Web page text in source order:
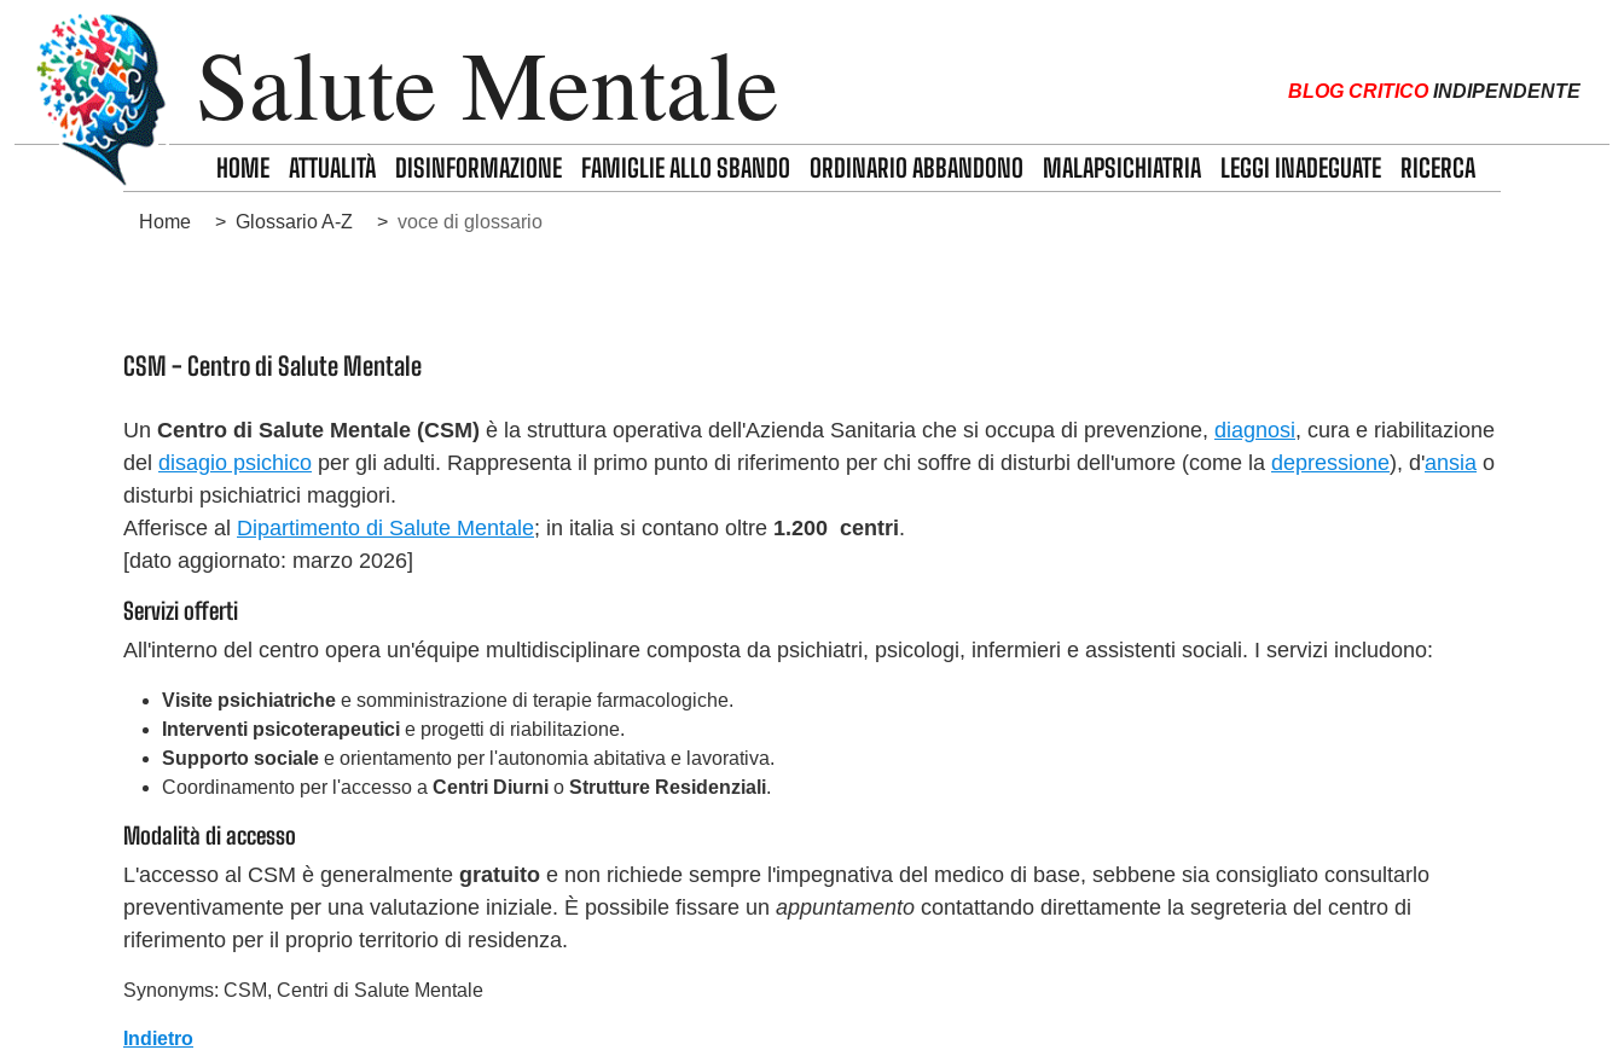
Skip to main navigation
Skip to main content
Skip to page footer
Salute Mentale BLOG CRITICO INDIPENDENTE
HOME ATTUALITÀ DISINFORMAZIONE FAMIGLIE ALLO SBANDO ORDINARIO ABBANDONO MALAPSICHIATRIA LEGGI INADEGUATE RICERCA
Home
Glossario A-Z voce di glossario
CSM - Centro di Salute Mentale
Un Centro di Salute Mentale (CSM) è la struttura operativa dell'Azienda Sanitaria che si occupa di prevenzione, diagnosi, cura e riabilitazione
del disagio psichico per gli adulti. Rappresenta il primo punto di riferimento per chi soffre di disturbi dell'umore (come la depressione), d'ansia o
disturbi psichiatrici maggiori.
Afferisce al Dipartimento di Salute Mentale; in italia si contano oltre 1.200 centri.
[dato aggiornato: marzo 2026]
Servizi offerti
All'interno del centro opera un'équipe multidisciplinare composta da psichiatri, psicologi, infermieri e assistenti sociali. I servizi includono:
Visite psichiatriche e somministrazione di terapie farmacologiche.
Interventi psicoterapeutici e progetti di riabilitazione.
Supporto sociale e orientamento per l'autonomia abitativa e lavorativa.
Coordinamento per l'accesso a Centri Diurni o Strutture Residenziali.
Modalità di accesso
L'accesso al CSM è generalmente gratuito e non richiede sempre l'impegnativa del medico di base, sebbene sia consigliato consultarlo
preventivamente per una valutazione iniziale. È possibile fissare un appuntamento contattando direttamente la segreteria del centro di
riferimento per il proprio territorio di residenza.
Synonyms: CSM, Centri di Salute Mentale
Indietro